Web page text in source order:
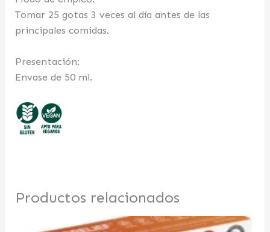
Tomar 25 gotas 3 veces al día antes de las
principales comidas.
Presentación:
Envase de 50 ml.
Productos relacionados